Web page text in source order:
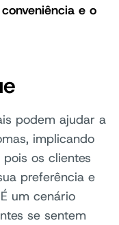
e o
podem ajudar a
implicando
os clientes
preferência e
um cenário
se sentem